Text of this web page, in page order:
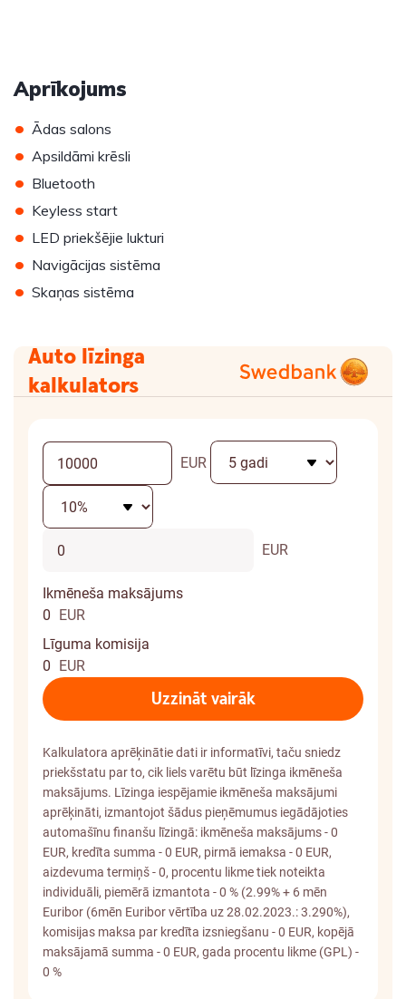
Aprīkojums
• Ādas salons
• Apsildāmi krēsli
• Bluetooth
• Keyless start
• LED priekšējie lukturi
• Navigācijas sistēma
• Skaņas sistēma